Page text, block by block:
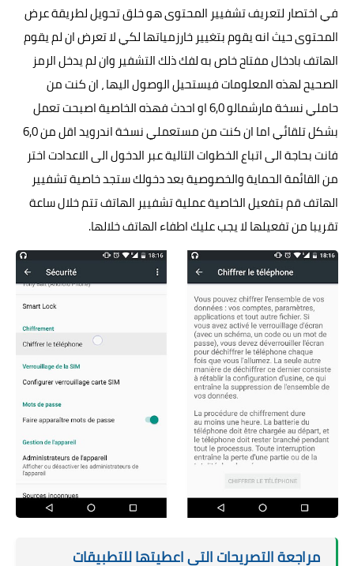
في اختصار لتعريف تشفيير المحتوى هو خلق تحويل لطريقة عرض
المحتوى حيث انه يقوم بتغيير خارزمياتها لكي لا تعرض ان لم يقوم
الهاتف بادخال مفتاح خاص به لفك ذلك التشفير وان لم يدخل الرمز
الصحيح لهذه المعلومات فيستحيل الوصول اليها ، ان كنت من
حاملي نسخة مارشمالو 6,0 او احدث فهذه الخاصية اصبحت تعمل
بشكل تلقائي اما ان كنت من مستعملي نسخة اندرويد اقل من 6,0
فانت بحاجة الى اتباع الخطوات التالية عبر الدخول الى الاعدادت اختر
من القائمة الحماية والخصوصية بعد دخولك ستجد خاصية تشفيير
الهاتف قم بتفعيل الخاصية عملية تشفيير الهاتف تتم خلال ساعة
تقريبا من تفعيلها لا يجب عليك اطفاء الهاتف خلالها.
مراجعة التصريحات التي اعطيتها للتطبيقات